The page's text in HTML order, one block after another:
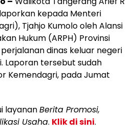
kepada Menteri
Tjahjo Kumolo oleh Alansi
Hukum (ARPH) Provinsi
dinas keluar negeri
Laporan tersebut sudah
Kemendagri, pada Jumat
layananBerita Promosi,
Usaha. Klik di sini.